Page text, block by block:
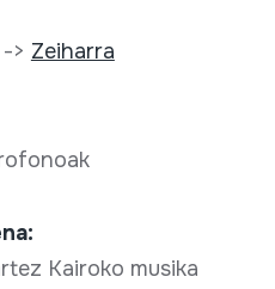
> Zeiharra
Kairoko musika